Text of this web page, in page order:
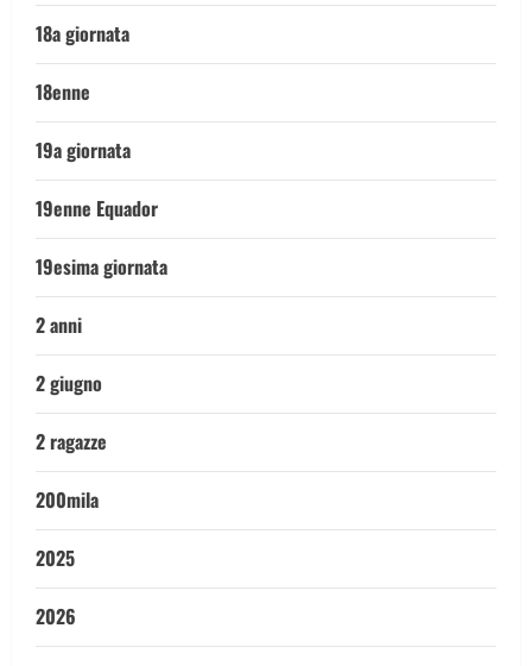
18a giornata
18enne
19a giornata
19enne Equador
19esima giornata
2 anni
2 giugno
2 ragazze
200mila
2025
2026